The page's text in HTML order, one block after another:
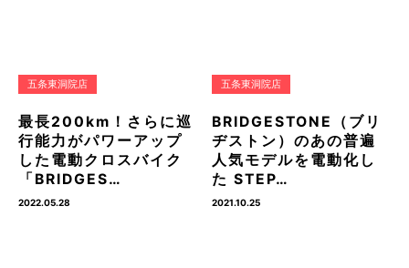
五条東洞院店
最長200km！さらに巡
行能力がパワーアップ
した電動クロスバイク
「BRIDGES…
2022.05.28
五条東洞院店
BRIDGESTONE（ブリ
ヂストン）のあの普遍
人気モデルを電動化し
た STEP…
2021.10.25